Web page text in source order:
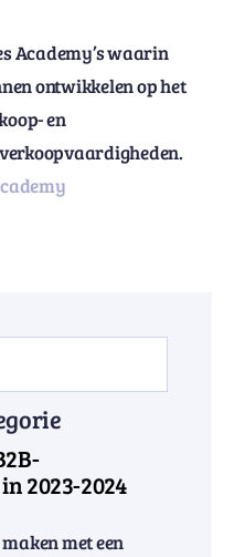
Academy’s waarin
ontwikkelen op het
en
2023-2024
met een